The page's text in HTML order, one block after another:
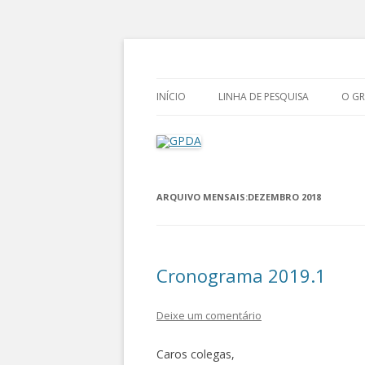
INÍCIO LINHA DE PESQUISA O
ARQUIVO MENSAIS:DEZEMBRO 2018
Cronograma 2019.1
Deixe um comentário
Caros colegas,